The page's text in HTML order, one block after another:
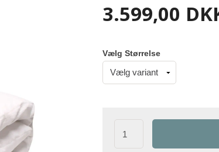
3.599,00
Vælg Størrelse